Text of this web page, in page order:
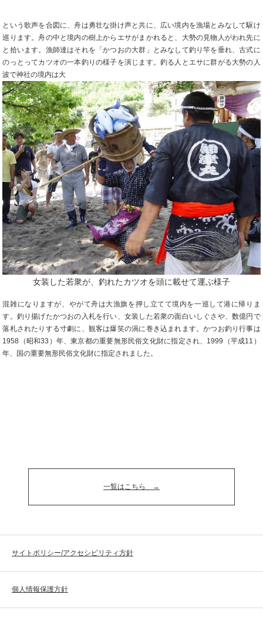
という歌声を合図に、舟は勇壮な掛け声と共に、広い境内を漁場とみなして駆け
巡ります。舟の中と境内の樹上からエサがまかれると、大勢の見物人がわれ先に
と拾います。漁師達はそれを「かつおの大群」とみなして釣り竿を垂れ、古式に
のっとってカツオの一本釣りの様子を演じます。釣る人とエサに群がる大勢の人
波で神社の境内は大
女装した若衆が、釣れたカツオを頭に載せて運ぶ様子
混雑になりますが、やがて舟は大漁旗を押し立てて境内を一巡して港に帰りま
す。釣り揚げたかつおの入札を行い、女装した若衆の面白いしぐさや、数億円で
落札されたりする寸劇に、観客は爆笑の渦に巻き込まれます。かつお釣り行事は
1958（昭和33）年、東京都の重要無形民俗文化財に指定され、1999（平成11）
年、国の重要無形民俗文化財に指定されました。
一覧はこちら
サイトポリシー/アクセシビリティ方針
個人情報保護方針